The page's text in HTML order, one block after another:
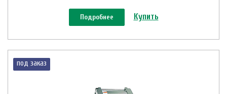
Подробнее Купить
под заказ